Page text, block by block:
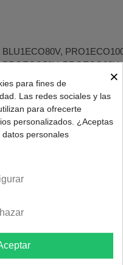
PROECO80V.
EWH100RL,
EWH150RTR,
EWH75SLN,
×
para fines de
Las redes sociales y las
para ofrecerte
personalizados. ¿Aceptas
personales